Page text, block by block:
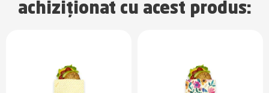
achiziționat cu acest produs: